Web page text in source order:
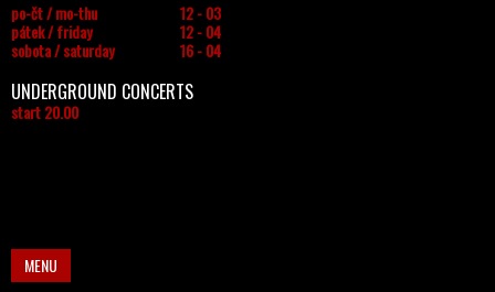
po-čt / mo-thu
12 - 03
pátek / friday
12 - 04
sobota / saturday
16 - 04
UNDERGROUND CONCERTS
start 20.00
MENU